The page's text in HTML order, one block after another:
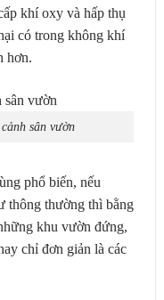
khí oxy và hấp thụ
có trong không khí
hơn.
sân vườn
phổ biến, nếu
thông thường thì bằng
khu vườn đứng,
chỉ đơn giản là các